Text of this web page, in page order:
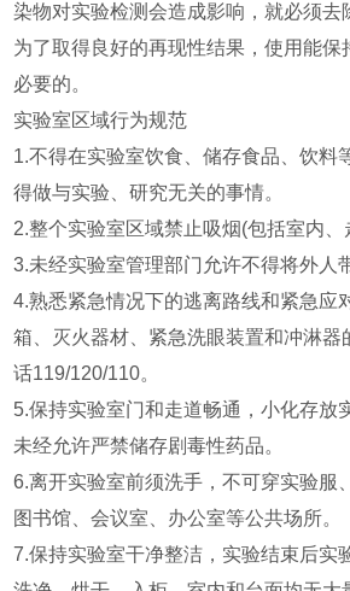
染物对实验检测会造成影响，就必须去
为了取得良好的再现性结果，使用能保
必要的。
实验室区域行为规范
1.不得在实验室饮食、储存食品、饮料
得做与实验、研究无关的事情。
2.整个实验室区域禁止吸烟(包括室内、
3.未经实验室管理部门允许不得将外人
4.熟悉紧急情况下的逃离路线和紧急应
箱、灭火器材、紧急洗眼装置和冲淋器
话119/120/110。
5.保持实验室门和走道畅通，小化存放
未经允许严禁储存剧毒性药品。
6.离开实验室前须洗手，不可穿实验服
图书馆、会议室、办公室等公共场所。
7.保持实验室干净整洁，实验结束后实